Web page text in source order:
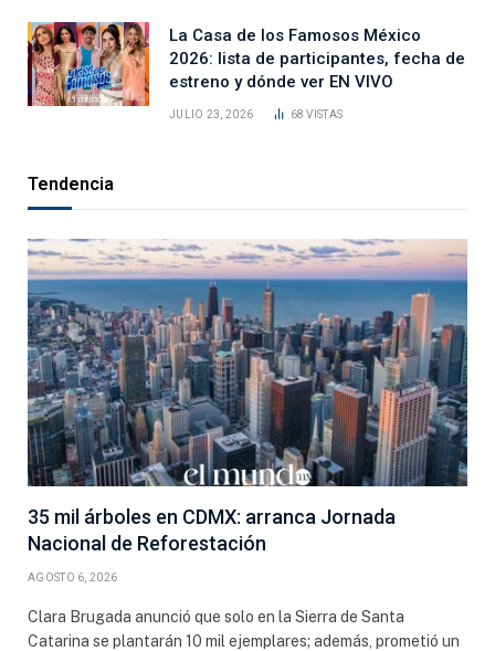
La Casa de los Famosos México
2026: lista de participantes, fecha de
estreno y dónde ver EN VIVO
JULIO 23, 2026 68VISTAS
Tendencia
35 mil árboles en CDMX: arranca Jornada
Nacional de Reforestación
AGOSTO 6, 2026
Clara Brugada anunció que solo en la Sierra de Santa
Catarina se plantarán 10 mil ejemplares; además, prometió un